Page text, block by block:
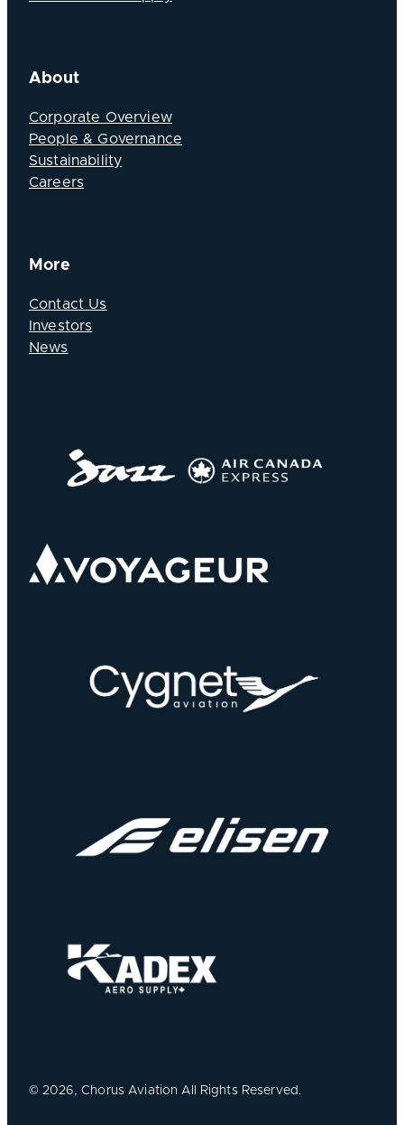
About
Corporate Overview
People & Governance
Sustainability
Careers
More
Contact Us
Investors
News
© 2026, Chorus Aviation All Rights Reserved.